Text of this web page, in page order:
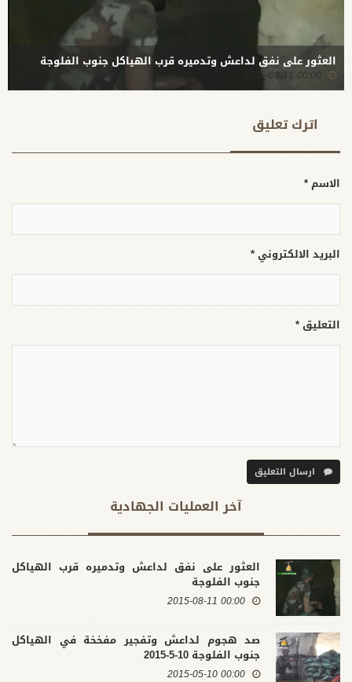
العثور على نفق لداعش وتدميره قرب الهياكل جنوب الفلوجة
00:00 2015-08-11
اترك تعلیق
الاسم *
البريد الالكتروني *
التعليق *
ارسال التعليق
آخر العملیات الجهادية
العثور على نفق لداعش وتدميره قرب الهياكل
جنوب الفلوجة
00:00 2015-08-11
صد هجوم لداعش وتفجير مفخخة في الهياكل
جنوب الفلوجة 10-5-2015
00:00 2015-05-10